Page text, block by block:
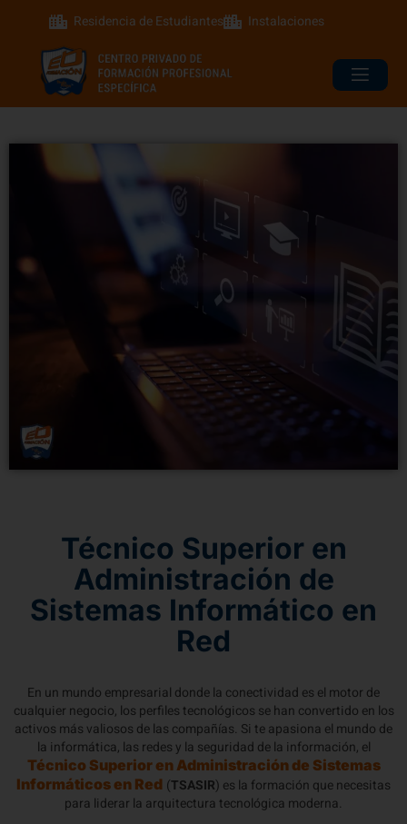
Residencia de Estudiantes Instalaciones
Técnico Superior en
Administración de
Sistemas Informático en
Red
En un mundo empresarial donde la conectividad es el motor de
cualquier negocio, los perfiles tecnológicos se han convertido en los
activos más valiosos de las compañías. Si te apasiona el mundo de
la informática, las redes y la seguridad de la información, el
Técnico Superior en Administración de Sistemas
Informáticos en Red (TSASIR) es la formación que necesitas
para liderar la arquitectura tecnológica moderna.